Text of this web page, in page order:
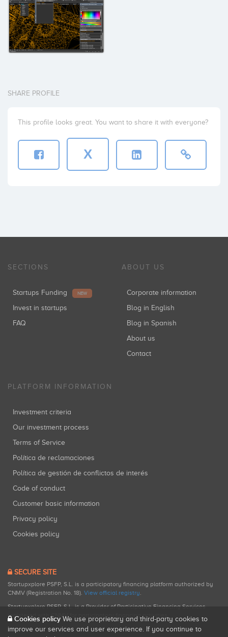
SHARE PROFILE
This profile looks great. You want to share it with everyone?
X
SECTIONS
Startups Funding NEW
Invest in startups
FAQ
ABOUT US
Corporate information
Blog in English
Blog in Spanish
About us
Contact
PLATFORM INFORMATION
Investment criteria
Our investment process
Terms of Service
Política de reclamaciones
Política de gestión de conflictos de interés
Code of conduct
Customer basic information
Privacy policy
Cookies policy
SECURE SITE
Startupxplore PSFP, S.L. is a participatory financing platform authorized by
CNMV (Registration No. 18). View official registry.
Startupxplore PSFP, S.L. is a Provider of Participative Financing Services
registered with CNMV for participatory financing activities.
Cookies policy We use proprietary and third-party cookies to
improve our services and user experience. If you continue to